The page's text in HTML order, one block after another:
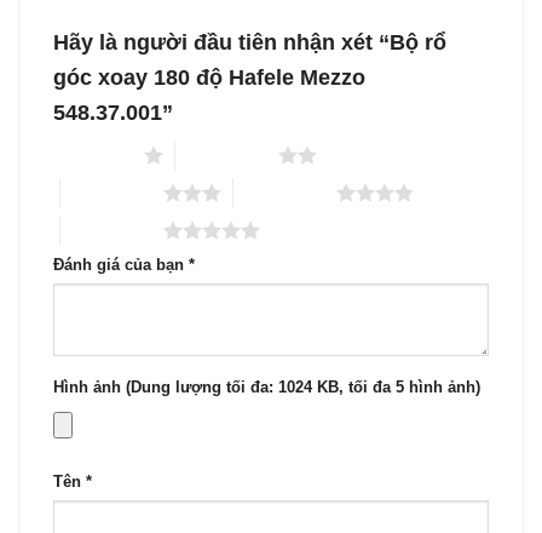
Hãy là người đầu tiên nhận xét “Bộ rổ
góc xoay 180 độ Hafele Mezzo
548.37.001”
Đánh giá của bạn *
Hình ảnh (Dung lượng tối đa: 1024 KB, tối đa 5 hình ảnh)
Tên *